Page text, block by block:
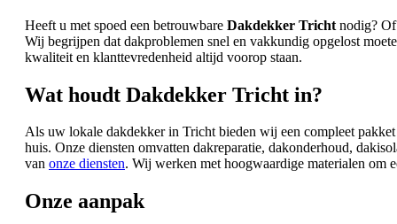
Heeft u met spoed een betrouwbare Dakdekker Tricht nodig? Of
Wij begrijpen dat dakproblemen snel en vakkundig opgelost
kwaliteit en klanttevredenheid altijd voorop staan.
Wat houdt Dakdekker Tricht in?
Als uw lokale dakdekker in Tricht bieden wij een compleet
huis. Onze diensten omvatten dakreparatie, dakonderhoud,
van onze diensten. Wij werken met hoogwaardige materialen om
Onze aanpak